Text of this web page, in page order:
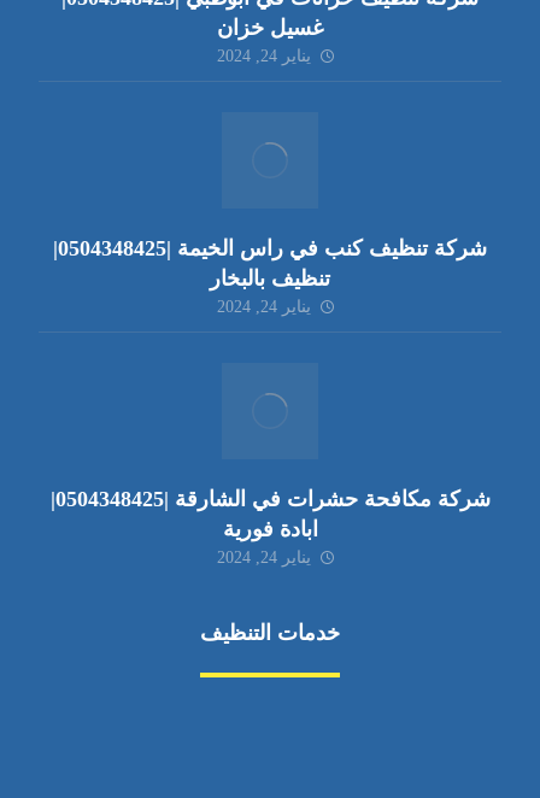
غسيل خزان
يناير 24, 2024
شركة تنظيف كنب في راس الخيمة |0504348425|
تنظيف بالبخار
يناير 24, 2024
شركة مكافحة حشرات في الشارقة |0504348425|
ابادة فورية
يناير 24, 2024
خدمات التنظيف